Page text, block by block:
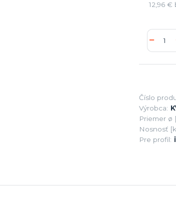
12,96 €
Číslo
Výrobca:
Priemer ø
Nosnosť
Pre profil: